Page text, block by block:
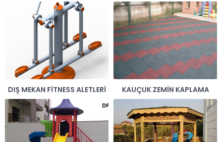
DIŞ MEKAN FITNESS ALETLERI KAUÇUK ZEMIN KAPLAMA